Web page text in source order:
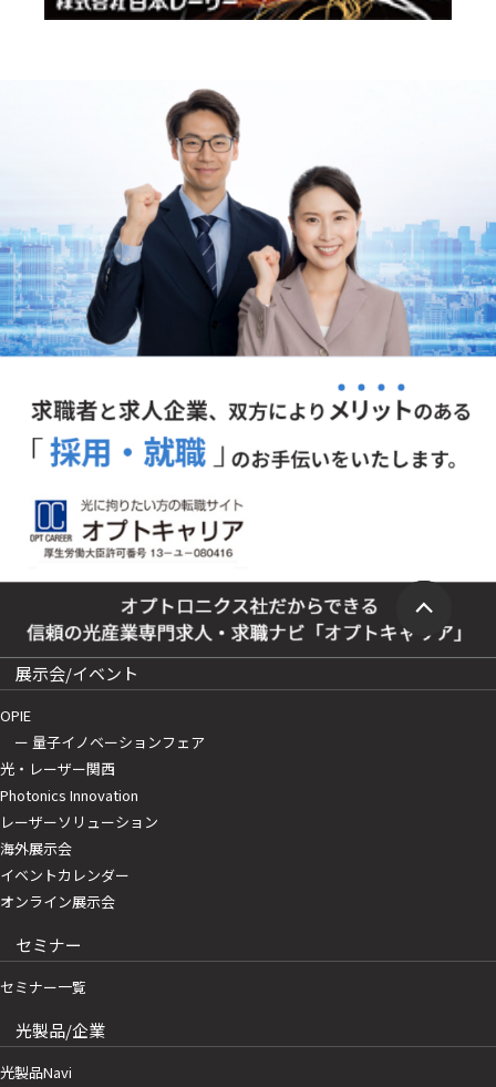
展示会/イベント
OPIE
ー 量子イノベーションフェア
光・レーザー関西
Photonics Innovation
レーザーソリューション
海外展示会
イベントカレンダー
オンライン展示会
セミナー
セミナー一覧
光製品/企業
光製品Navi